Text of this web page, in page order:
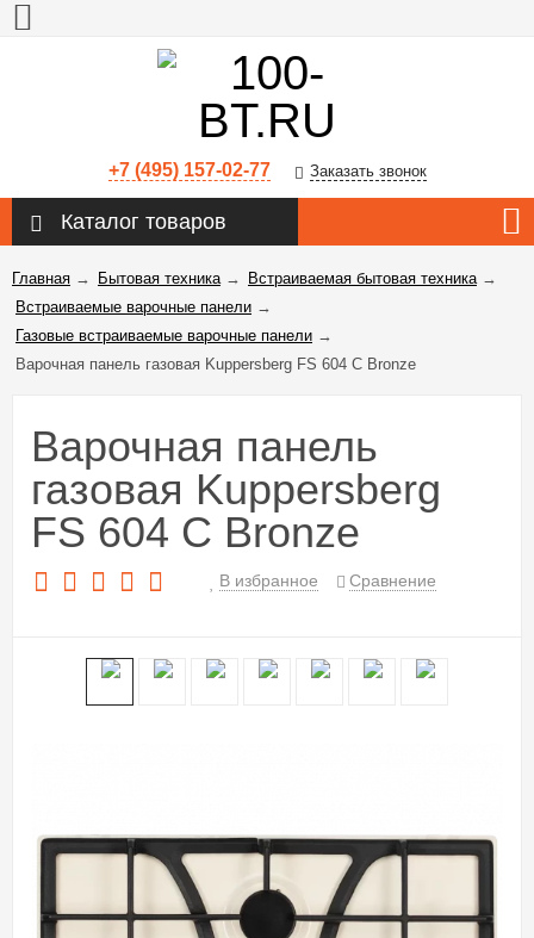
+7 (495) 157-02-77 Заказать звонок
Каталог товаров
Главная → Бытовая техника→ Встраиваемая бытовая техника→
Встраиваемые варочные панели →
Газовые встраиваемые варочные панели →
Варочная панель газовая Kuppersberg FS 604 C Bronze
Варочная панель
газовая Kuppersberg
FS 604 C Bronze
В избранное Сравнение